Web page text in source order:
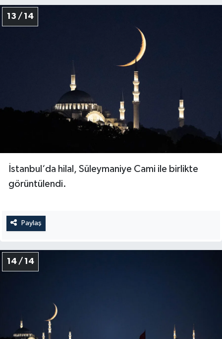
13 / 14
İstanbul‘da hilal, Süleymaniye Cami ile birlikte
görüntülendi.
Paylaş
14 / 14